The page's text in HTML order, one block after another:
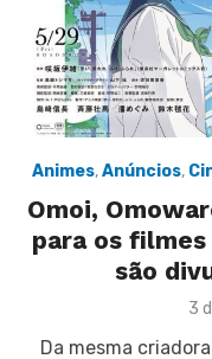
Animes,Anúncios,
Omoi,
para os
são
3
Da mesma